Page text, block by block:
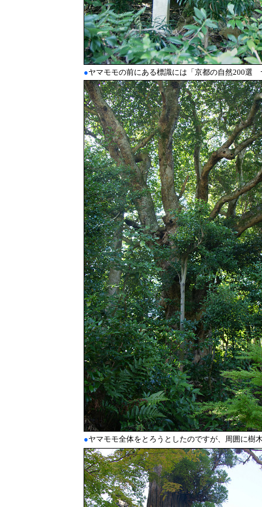
●ヤマモモの前にある標識には「京都の自然200選
●ヤマモモ全体をとろうとしたのですが、周囲に樹